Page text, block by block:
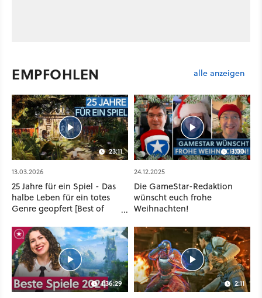
EMPFOHLEN alle anzeigen
23:11
13.03.2026
25 Jahre für ein Spiel - Das
halbe Leben für ein totes
Genre geopfert [Best of
3:00
24.12.2025
Die GameStar-Redaktion
wünscht euch frohe
Weihnachten!
1:36:29 2:11